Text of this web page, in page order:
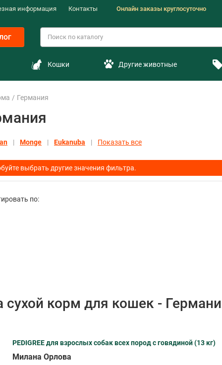
информация Контакты Онлайн заказы круглосуточно
Кошки Другие животные
Германия
Monge Eukanuba Показать все
выбрать другие значения фильтра.
по:
корм для кошек -
PEDIGREE для взрослых собак всех пород с говядиной (13 кг)
Милана Орлова